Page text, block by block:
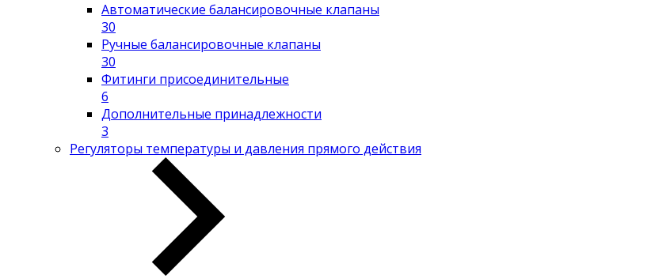
Автоматические балансировочные клапаны
30
Ручные балансировочные клапаны
30
Фитинги присоединительные
6
Дополнительные принадлежности
3
Регуляторы температуры и давления прямого действия